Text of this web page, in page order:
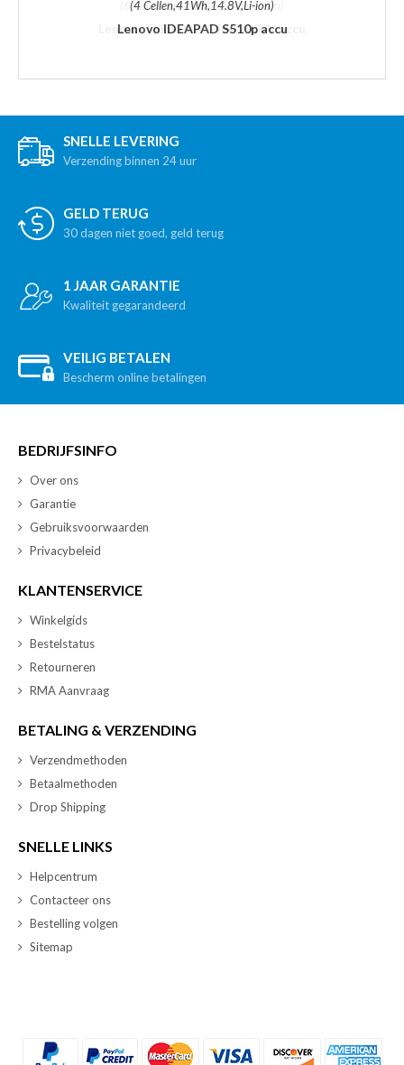
(4 Cellen,41Wh,14.8V,Li-ion)
Lenovo IDEAPAD S510p accu
SNELLE LEVERING
Verzending binnen 24 uur
GELD TERUG
30 dagen niet goed, geld terug
1 JAAR GARANTIE
Kwaliteit gegarandeerd
VEILIG BETALEN
Bescherm online betalingen
BEDRIJFSINFO
Over ons
Garantie
Gebruiksvoorwaarden
Privacybeleid
KLANTENSERVICE
Winkelgids
Bestelstatus
Retourneren
RMA Aanvraag
BETALING & VERZENDING
Verzendmethoden
Betaalmethoden
Drop Shipping
SNELLE LINKS
Helpcentrum
Contacteer ons
Bestelling volgen
Sitemap